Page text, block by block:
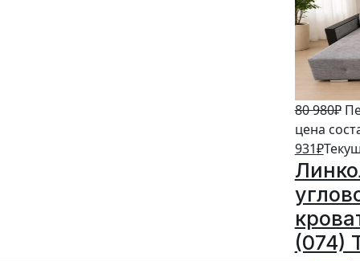
80 980₽
цена
931₽
(074)